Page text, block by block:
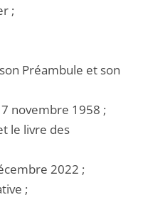
;
Préambule et son
novembre 1958 ;
le livre des
2022 ;
;